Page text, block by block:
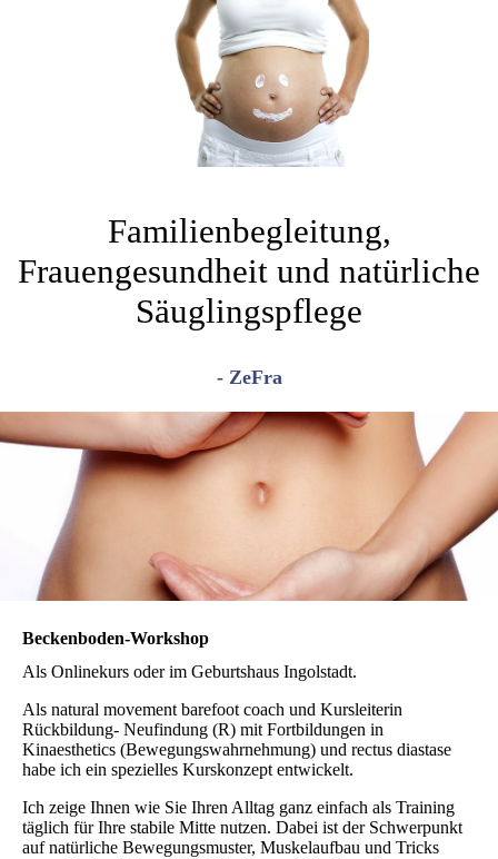
Familienbegleitung,
Frauengesundheit und natürliche
Säuglingspflege
- ZeFra
Beckenboden-Workshop
Als Onlinekurs oder im Geburtshaus Ingolstadt.
Als natural movement barefoot coach und Kursleiterin
Rückbildung- Neufindung (R) mit Fortbildungen in
Kinaesthetics (Bewegungswahrnehmung) und rectus diastase
habe ich ein spezielles Kurskonzept entwickelt.
Ich zeige Ihnen wie Sie Ihren Alltag ganz einfach als Training
täglich für Ihre stabile Mitte nutzen. Dabei ist der Schwerpunkt
auf natürliche Bewegungsmuster, Muskelaufbau und Tricks